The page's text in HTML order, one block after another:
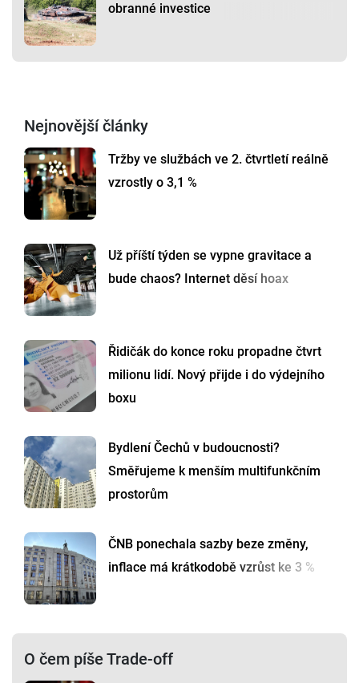
obranné investice
Nejnovější články
Tržby ve službách ve 2. čtvrtletí reálně
vzrostly o 3,1 %
Už příští týden se vypne gravitace a
bude chaos? Internet děsí hoax
Řidičák do konce roku propadne čtvrt
milionu lidí. Nový přijde i do výdejního
boxu
Bydlení Čechů v budoucnosti?
Směřujeme k menším multifunkčním
prostorům
ČNB ponechala sazby beze změny,
inflace má krátkodobě vzrůst ke 3 %
O čem píše Trade-off